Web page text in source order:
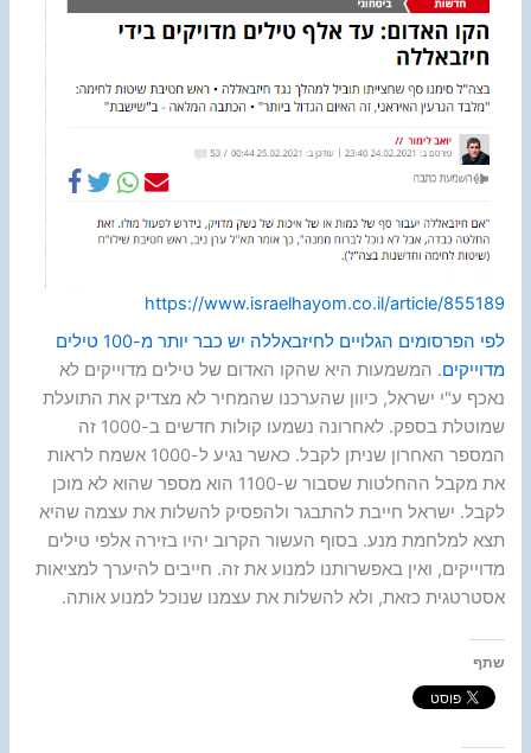
https://www.israelhayom.co.il/article/855189
לפי הפרסומים הגלויים לחיזבאללה יש כבר יותר מ-100 טילים
מדוייקים. המשמעות היא שהקו האדום של טילים מדוייקים לא
נאכף ע"י ישראל, כיוון שהערכנו שהמחיר לא מצדיק את התועלת
שמוטלת בספק. לאחרונה נשמעו קולות חדשים ב-1000 זה
המספר האחרון שניתן לקבל. כאשר נגיע ל-1000 אשמח לראות
את מקבל ההחלטות שסבור ש-1100 הוא מספר שהוא לא מוכן
לקבל. ישראל חייבת להתבגר ולהפסיק להשלות את עצמה שהיא
תצא למלחמת מנע. בסוף העשור הקרוב יהיו בזירה אלפי טילים
מדוייקים, ואין באפשרותנו למנוע את זה. חייבים להיערך למציאות
אסטרטגית כזאת, ולא להשלות את עצמנו שנוכל למנוע אותה.
שתף